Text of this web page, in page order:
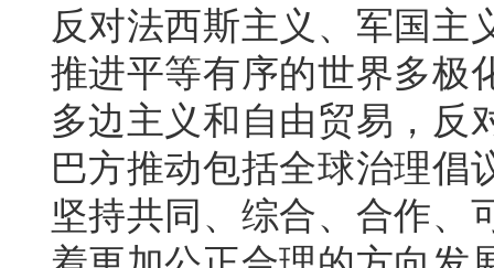
反对法西斯主义、军国主
推进平等有序的世界多极
多边主义和自由贸易，反
巴方推动包括全球治理倡
坚持共同、综合、合作、